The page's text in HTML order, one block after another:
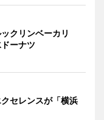
クリンベーカリ
ーナツ
セレンスが「横浜